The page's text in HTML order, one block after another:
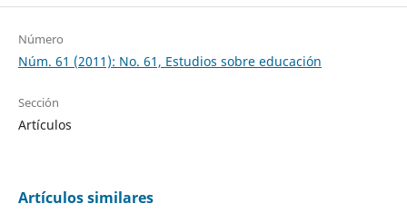
Número
Núm. 61 (2011): No. 61, Estudios sobre educación
Sección
Artículos
Artículos similares